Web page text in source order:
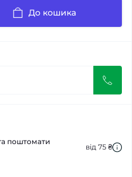
До кошика
поштомати
від 75 ₴